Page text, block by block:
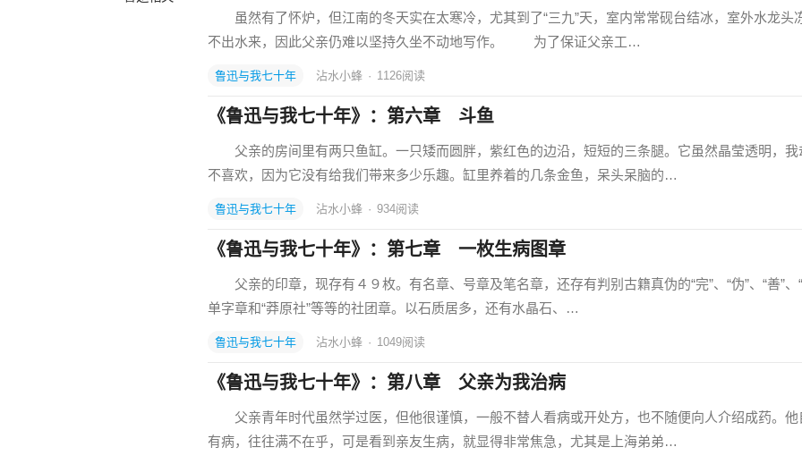
虽然有了怀炉，但江南的冬天实在太寒冷，尤其到了“三九”天，室内常常砚台结冰，室外水龙头
不出水来，因此父亲仍难以坚持久坐不动地写作。 为了保证父亲工…
鲁迅与我七十年 沾水小蜂 · 1126阅读
《鲁迅与我七十年》：第六章 斗鱼
父亲的房间里有两只鱼缸。一只矮而圆胖，紫红色的边沿，短短的三条腿。它虽然晶莹透明，我
不喜欢，因为它没有给我们带来多少乐趣。缸里养着的几条金鱼，呆头呆脑的…
鲁迅与我七十年 沾水小蜂 · 934阅读
《鲁迅与我七十年》：第七章 一枚生病图章
父亲的印章，现存有４９枚。有名章、号章及笔名章，还存有判别古籍真伪的“完”、“伪”、“善”、
单字章和“莽原社”等等的社团章。以石质居多，还有水晶石、…
鲁迅与我七十年 沾水小蜂 · 1049阅读
《鲁迅与我七十年》：第八章 父亲为我治病
父亲青年时代虽然学过医，但他很谨慎，一般不替人看病或开处方，也不随便向人介绍成药。他
有病，往往满不在乎，可是看到亲友生病，就显得非常焦急，尤其是上海弟弟…